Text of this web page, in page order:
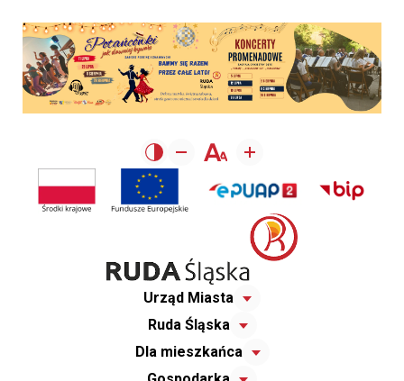
Urząd Miasta
Ruda Śląska
Dla mieszkańca